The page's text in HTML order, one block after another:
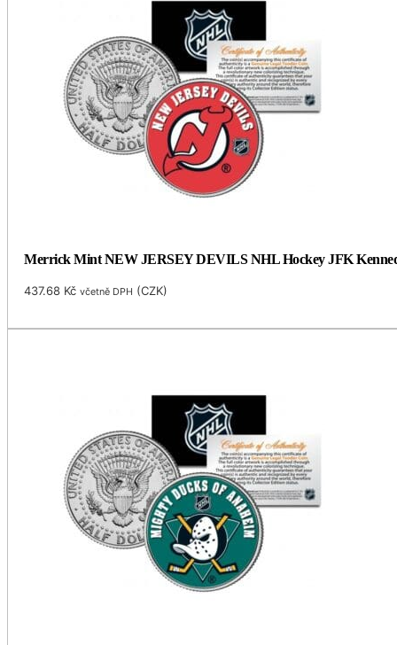
Merrick Mint NEW JERSEY DEVILS NHL Hockey JFK
437.68 Kč včetně DPH (CZK)